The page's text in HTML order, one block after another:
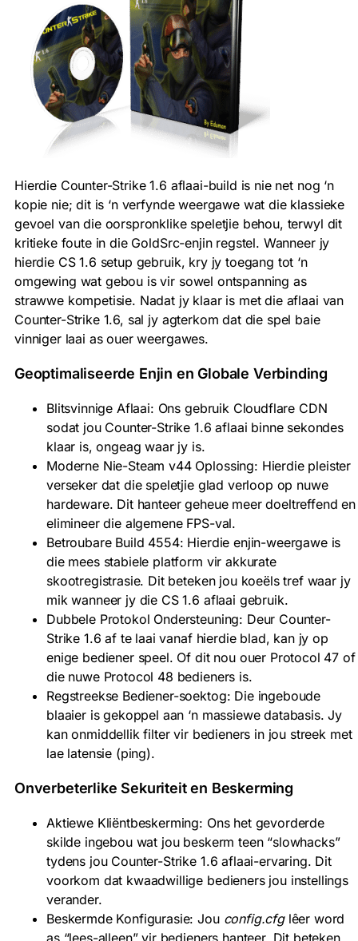
Hierdie Counter-Strike 1.6 aflaai-build is nie net nog ‘n
kopie nie; dit is ‘n verfynde weergawe wat die klassieke
gevoel van die oorspronklike speletjie behou, terwyl dit
kritieke foute in die GoldSrc-enjin regstel. Wanneer jy
hierdie CS 1.6 setup gebruik, kry jy toegang tot ‘n
omgewing wat gebou is vir sowel ontspanning as
strawwe kompetisie. Nadat jy klaar is met die aflaai van
Counter-Strike 1.6, sal jy agterkom dat die spel baie
vinniger laai as ouer weergawes.
Geoptimaliseerde Enjin en Globale Verbinding
Blitsvinnige Aflaai: Ons gebruik Cloudflare CDN
sodat jou Counter-Strike 1.6 aflaai binne sekondes
klaar is, ongeag waar jy is.
Moderne Nie-Steam v44 Oplossing: Hierdie pleister
verseker dat die speletjie glad verloop op nuwe
hardeware. Dit hanteer geheue meer doeltreffend en
elimineer die algemene FPS-val.
Betroubare Build 4554: Hierdie enjin-weergawe is
die mees stabiele platform vir akkurate
skootregistrasie. Dit beteken jou koeëls tref waar jy
mik wanneer jy die CS 1.6 aflaai gebruik.
Dubbele Protokol Ondersteuning: Deur Counter-
Strike 1.6 af te laai vanaf hierdie blad, kan jy op
enige bediener speel. Of dit nou ouer Protocol 47 of
die nuwe Protocol 48 bedieners is.
Regstreekse Bediener-soektog: Die ingeboude
blaaier is gekoppel aan ‘n massiewe databasis. Jy
kan onmiddellik filter vir bedieners in jou streek met
lae latensie (ping).
Onverbeterlike Sekuriteit en Beskerming
Aktiewe Kliëntbeskerming: Ons het gevorderde
skilde ingebou wat jou beskerm teen “slowhacks”
tydens jou Counter-Strike 1.6 aflaai-ervaring. Dit
voorkom dat kwaadwillige bedieners jou instellings
verander.
Beskermde Konfigurasie: Jou config.cfglêer word
as “lees-alleen” vir bedieners hanteer. Dit beteken